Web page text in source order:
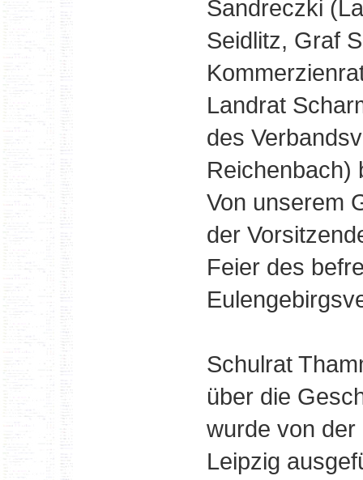
Sandreczki
Seidlitz, Graf
Landrat
des
Reichenbach)
Von unserem
der
Feier des
Schulrat
über die
wurde von
Leipzig